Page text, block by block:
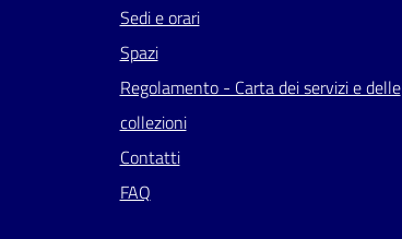
Sedi e orari
Spazi
Regolamento - Carta dei servizi e delle
collezioni
Contatti
FAQ